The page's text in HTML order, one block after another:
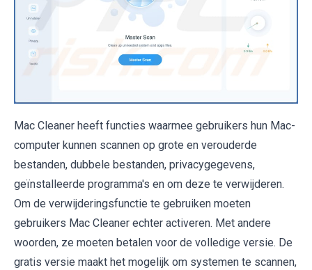
Mac Cleaner heeft functies waarmee gebruikers hun Mac-
computer kunnen scannen op grote en verouderde
bestanden, dubbele bestanden, privacygegevens,
geïnstalleerde programma's en om deze te verwijderen.
Om de verwijderingsfunctie te gebruiken moeten
gebruikers Mac Cleaner echter activeren. Met andere
woorden, ze moeten betalen voor de volledige versie. De
gratis versie maakt het mogelijk om systemen te scannen,